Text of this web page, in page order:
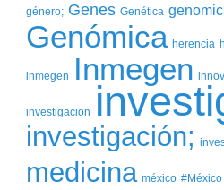
género; Genes Genética
Genómica herencia
inmegen Inmegen
investigacion
investigación;
medicina méxico #México